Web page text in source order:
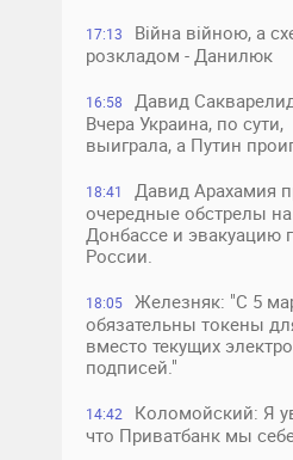
17:13
Війна війною, а
розкладом - Данилюк
16:58
Давид
Вчера Украина, по сути,
выиграла, а Путин
18:41
Давид Арахамия
очередные обстрелы на
Донбассе и эвакуацию
России.
18:05
Железняк: "С 5
обязательны токены
вместо текущих
подписей."
14:42
Коломойский: Я
что Приватбанк мы